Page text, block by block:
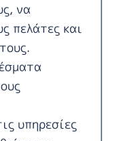
να
πελάτες και
υπηρεσίες